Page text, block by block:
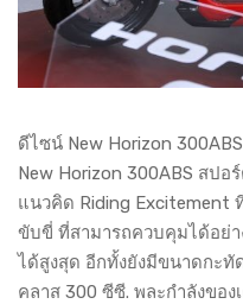
ดีไซน์ New Horizon
New Horizon 300ABS สป
แนวคิด Riding Excitement
ขับขี่ ที่สามารถควบคุมได้อย่
ได้สูงสุด อีกทั้งยังมีขนาดกะทั
คลาส 300 ซีซี. พละกำลังขอ